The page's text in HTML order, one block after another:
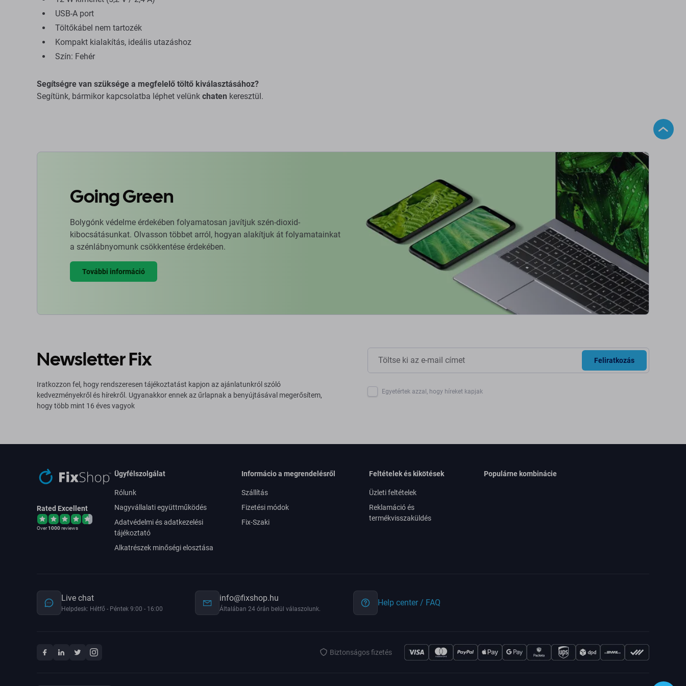
USB-A port
Töltőkábel nem tartozék
Kompakt kialakítás, ideális utazáshoz
Szín: Fehér
Segítségre van szüksége a megfelelő töltő kiválasztásához?
Segítünk, bármikor kapcsolatba léphet velünk chaten keresztül.
Going Green
Bolygónk védelme érdekében folyamatosan javítjuk szén-dioxid-
kibocsátásunkat. Olvasson többet arról, hogyan alakítjuk át folyamatainkat
a szénlábnyomunk csökkentése érdekében.
További információ
Newsletter Fix
Iratkozzon fel, hogy rendszeresen tájékoztatást kapjon az ajánlatunkról szóló
kedvezményekről és hírekről. Ugyanakkor ennek az űrlapnak a benyújtásával megerősítem,
hogy több mint 16 éves vagyok
Feliratkozás
Egyetértek azzal, hogy híreket kapjak
Rated Excellent
Over1000reviews
Ügyfélszolgálat
Rólunk
Nagyvállalati együttműködés
Adatvédelmi és adatkezelési
tájékoztató
Alkatrészek minőségi elosztása
Informácio a megrendelésről
Szállítás
Fizetési módok
Fix-Szaki
Feltételek és kikötések
Üzleti feltételek
Reklamáció és
termékvisszaküldés
Populárne kombinácie
Live chat
Helpdesk: Hétfő - Péntek 9:00 - 16:00
info@fixshop.hu
Általában 24 órán belül válaszolunk.
Help center / FAQ
Biztonságos fizetés